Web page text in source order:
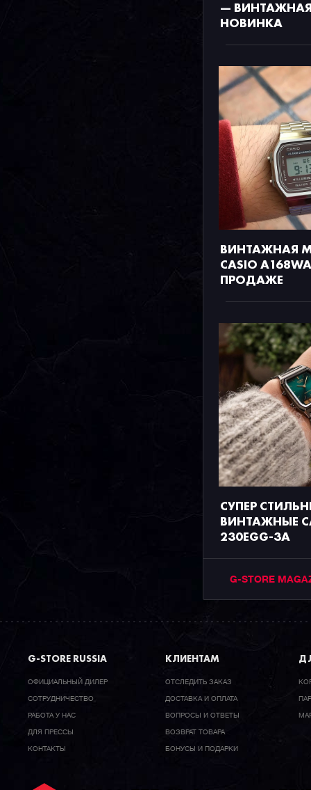
—
НОВИНКА
ВИНТАЖНАЯ
CASIO
ПРОДАЖЕ
СУПЕР
ВИНТАЖНЫЕ
230EGG-3A
G-STORE
G-STORE RUSSIA
ОФИЦИАЛЬНЫЙ ДИЛЕР
CОТРУДНИЧЕСТВО
РАБОТА У НАС
ДЛЯ ПРЕССЫ
КОНТАКТЫ
КЛИЕНТАМ
ОТСЛЕДИТЬ ЗАКАЗ
ДОСТАВКА И ОПЛАТА
ВОПРОСЫ И ОТВЕТЫ
ВОЗВРАТ ТОВАРА
БОНУСЫ И ПОДАРКИ